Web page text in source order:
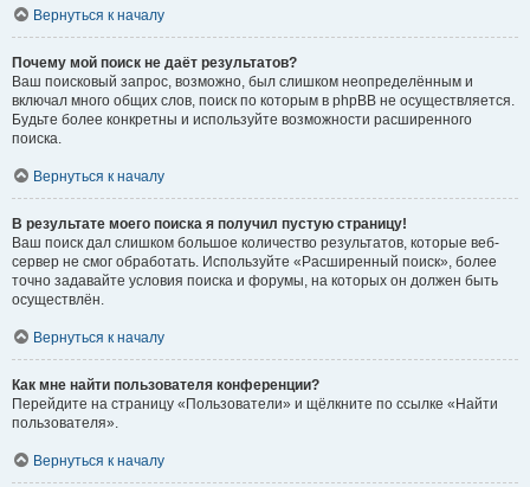
Вернуться к началу
Почему мой поиск не даёт результатов?
Ваш поисковый запрос, возможно, был слишком неопределённым и
включал много общих слов, поиск по которым в phpBB не осуществляется.
Будьте более конкретны и используйте возможности расширенного
поиска.
Вернуться к началу
В результате моего поиска я получил пустую страницу!
Ваш поиск дал слишком большое количество результатов, которые веб-
сервер не смог обработать. Используйте «Расширенный поиск», более
точно задавайте условия поиска и форумы, на которых он должен быть
осуществлён.
Вернуться к началу
Как мне найти пользователя конференции?
Перейдите на страницу «Пользователи» и щёлкните по ссылке «Найти
пользователя».
Вернуться к началу